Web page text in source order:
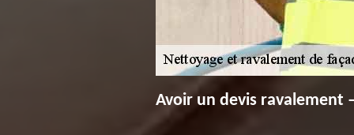
Avoir un devis ravalement